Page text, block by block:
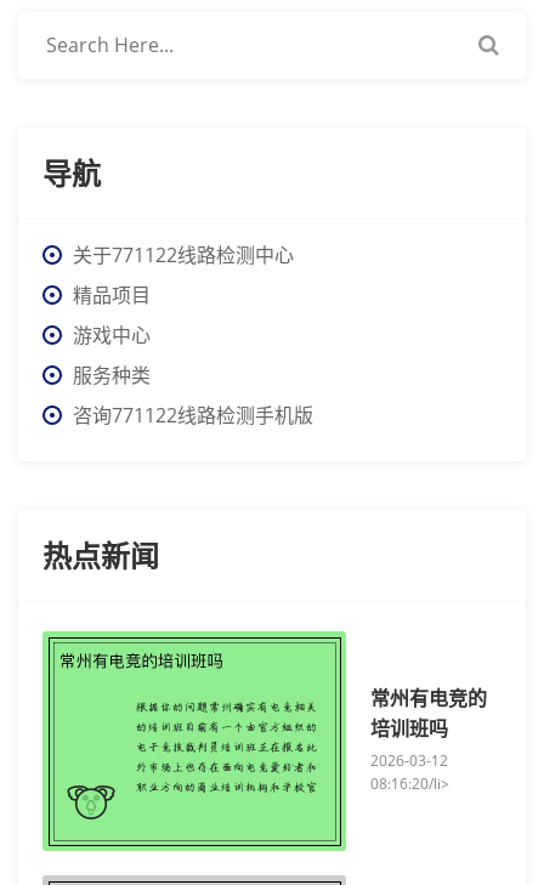
导航
关于771122线路检测中心
精品项目
游戏中心
服务种类
咨询771122线路检测手机版
热点新闻
常州有电竞的
培训班吗
2026-03-12
08:16:20/li>